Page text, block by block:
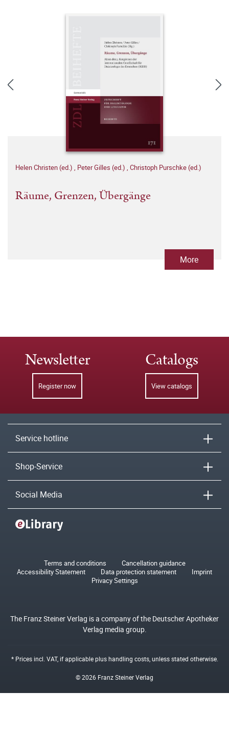
Helen Christen (ed.) , Peter Gilles (ed.) , Christoph Purschke (ed.)
Räume, Grenzen, Übergänge
More
Newsletter
Register now
Catalogs
View catalogs
Service hotline
Shop-Service
Social Media
Terms and conditions
Cancellation guidance
Accessibility Statement
Data protection statement
Imprint
Privacy Settings
The Franz Steiner Verlag is a company of the Deutscher Apotheker
Verlag media group.
* Prices incl. VAT, if applicable plushandling costs, unless stated otherwise.
© 2026 Franz Steiner Verlag